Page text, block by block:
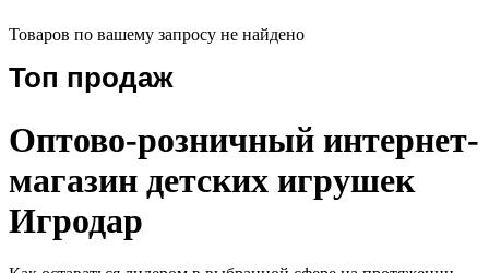
Товаров по вашему запросу не найдено
Топ продаж
Оптово-розничный интернет-
магазин детских игрушек
Игродар